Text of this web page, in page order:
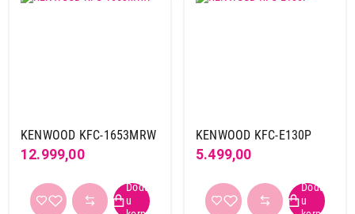
KENWOOD KFC-1653MRW
12.999,00
KENWOOD KFC-E130P
5.499,00